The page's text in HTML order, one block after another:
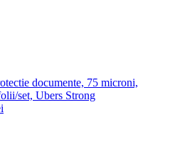
documente, 75 microni,
set, Ubers Strong